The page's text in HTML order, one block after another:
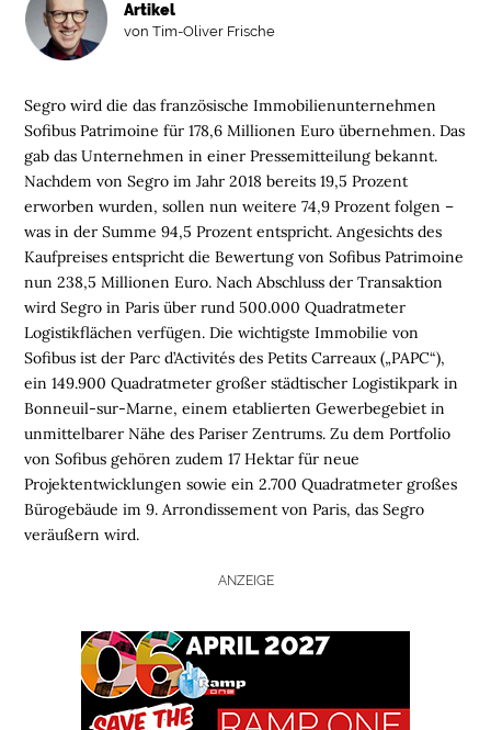
E
L
O
Segro wird die das französische Immobilienunternehmen
Sofibus Patrimoine für 178,6 Millionen Euro übernehmen. Das
gab das Unternehmen in einer Pressemitteilung bekannt.
Nachdem von Segro im Jahr 2018 bereits 19,5 Prozent
erworben wurden, sollen nun weitere 74,9 Prozent folgen –
was in der Summe 94,5 Prozent entspricht. Angesichts des
Kaufpreises entspricht die Bewertung von Sofibus Patrimoine
nun 238,5 Millionen Euro. Nach Abschluss der Transaktion
wird Segro in Paris über rund 500.000 Quadratmeter
Logistikflächen verfügen. Die wichtigste Immobilie von
Sofibus ist der Parc d’Activités des Petits Carreaux („PAPC“),
ein 149.900 Quadratmeter großer städtischer Logistikpark in
Bonneuil-sur-Marne, einem etablierten Gewerbegebiet in
unmittelbarer Nähe des Pariser Zentrums. Zu dem Portfolio
von Sofibus gehören zudem 17 Hektar für neue
Projektentwicklungen sowie ein 2.700 Quadratmeter großes
Bürogebäude im 9. Arrondissement von Paris, das Segro
veräußern wird.
Artikel
von Tim-Oliver Frische
ANZEIGE